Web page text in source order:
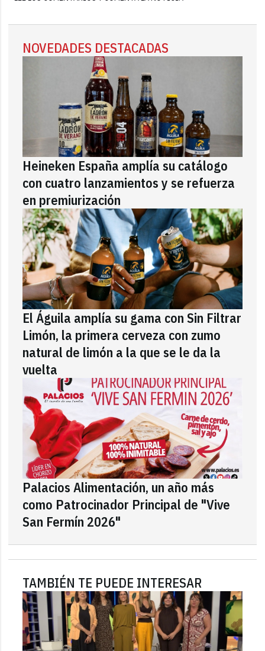
NOVEDADES DESTACADAS
Heineken España amplía su catálogo
con cuatro lanzamientos y se refuerza
en premiurización
El Águila amplía su gama con Sin Filtrar
Limón, la primera cerveza con zumo
natural de limón a la que se le da la
vuelta
Palacios Alimentación, un año más
como Patrocinador Principal de "Vive
San Fermín 2026"
TAMBIÉN TE PUEDE INTERESAR